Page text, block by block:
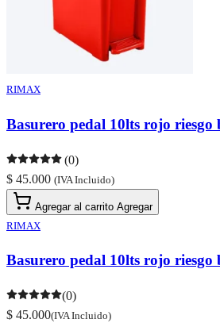
RIMAX
Basurero pedal 10lts rojo
(0)
$ 45.000 (IVA Incluido)
Agregar al carrito Agregar
RIMAX
Basurero pedal 10lts rojo
(0)
$ 45.000(IVA Incluido)